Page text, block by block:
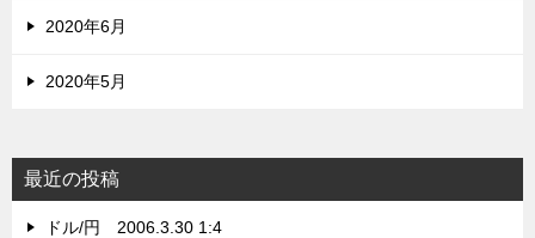
2020年6月
2020年5月
最近の投稿
ドル/円 2006.3.30 1:4